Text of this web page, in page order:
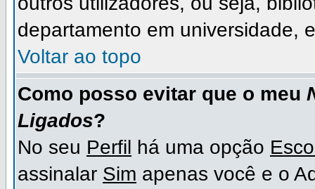
departamento em universidade,
Voltar ao topo
Como posso evitar que o meu
Ligados?
No seu Perfil há uma opção
assinalar Sim apenas você e o